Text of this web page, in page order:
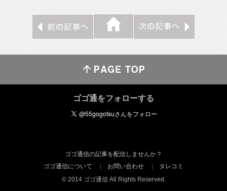
ゴゴ通をフォローする
ゴゴ通信の記事を配信しませんか？
ゴゴ通信について
お問い合わせ
タレコミ
© 2014 ゴゴ通信 All Rights Reserved.